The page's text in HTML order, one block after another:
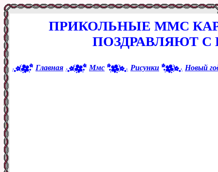
ПРИКОЛЬНЫЕ ММС
ПОЗДРАВЛЯЮТ
Главная Ммс Рисунки Новый